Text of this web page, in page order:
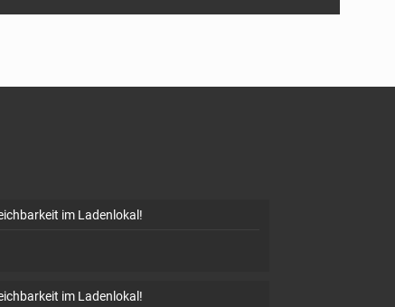
im Ladenlokal!
im Ladenlokal!